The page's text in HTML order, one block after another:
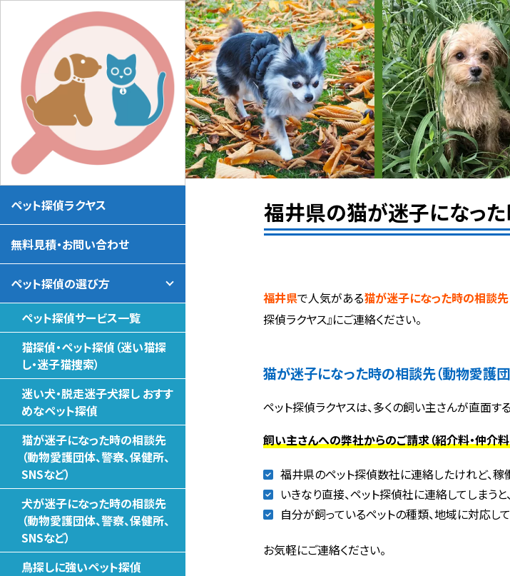
福井県の猫が迷子になった
福井県で人気がある猫が迷子になった時の相談先
探偵ラクヤス』にご連絡ください。
猫が迷子になった時の相談先（動物愛護団
ペット探偵ラクヤスは、多くの飼い主さんが直面
飼い主さんへの弊社からのご請求（紹介料・仲介料
福井県のペット探偵数社に連絡したけれど、稼
いきなり直接、ペット探偵社に連絡してしまう
自分が飼っているペットの種類、地域に対応し
お気軽にご連絡ください。
ペット探偵ラクヤス
無料見積・お問い合わせ
ペット探偵の選び方
ペット探偵サービス一覧
猫探偵・ペット探偵（迷い猫探
し・迷子猫捜索）
迷い犬・脱走迷子犬探し おすす
めなペット探偵
猫が迷子になった時の相談先
（動物愛護団体、警察、保健所、
SNSなど）
犬が迷子になった時の相談先
（動物愛護団体、警察、保健所、
SNSなど）
鳥探しに強いペット探偵